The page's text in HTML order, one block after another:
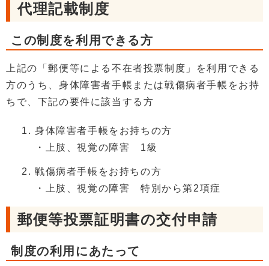
代理記載制度
この制度を利用できる方
上記の「郵便等による不在者投票制度」を利用できる
方のうち、身体障害者手帳または戦傷病者手帳をお持
ちで、下記の要件に該当する方
身体障害者手帳をお持ちの方
・上肢、視覚の障害 1級
戦傷病者手帳をお持ちの方
・上肢、視覚の障害 特別から第2項症
郵便等投票証明書の交付申請
制度の利用にあたって